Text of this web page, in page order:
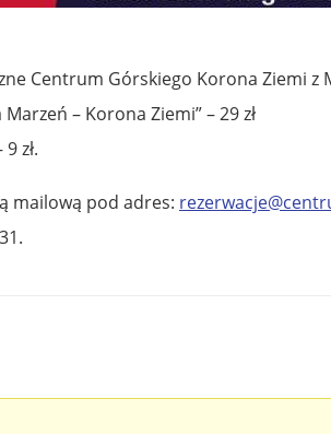
Centrum Górskiego Korona Ziemi z
– Korona Ziemi” – 29 zł
zł.
mailową pod adres: